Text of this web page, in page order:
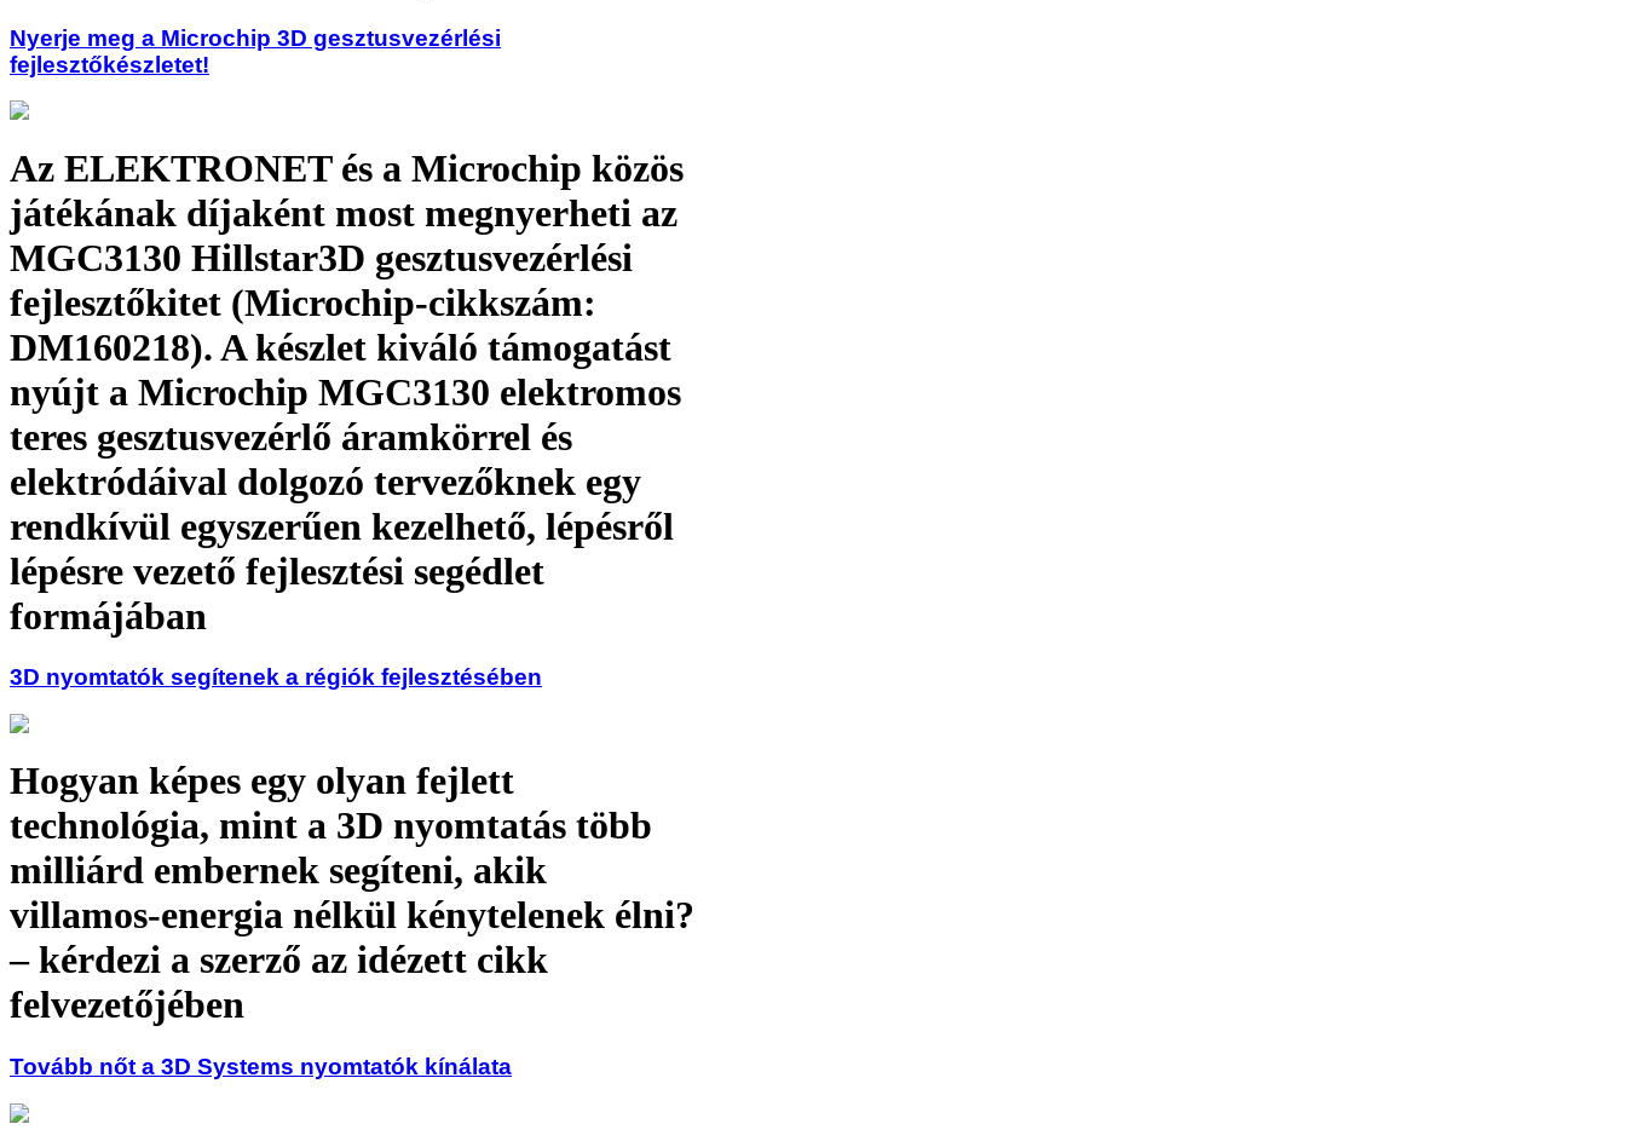
Nyerje meg a Microchip 3D gesztusvezérlési
fejlesztőkészletet!
Az ELEKTRONET és a Microchip közös
játékának díjaként most megnyerheti az
MGC3130 Hillstar3D gesztusvezérlési
fejlesztőkitet (Microchip-cikkszám:
DM160218). A készlet kiváló támogatást
nyújt a Microchip MGC3130 elektromos
teres gesztusvezérlő áramkörrel és
elektródáival dolgozó tervezőknek egy
rendkívül egyszerűen kezelhető, lépésről
lépésre vezető fejlesztési segédlet
formájában
3D nyomtatók segítenek a régiók fejlesztésében
Hogyan képes egy olyan fejlett
technológia, mint a 3D nyomtatás több
milliárd embernek segíteni, akik
villamos-energia nélkül kénytelenek élni?
– kérdezi a szerző az idézett cikk
felvezetőjében
Tovább nőt a 3D Systems nyomtatók kínálata